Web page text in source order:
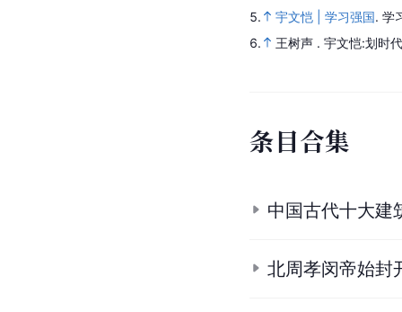
5.
宇文恺 | 学习强国. 学
6.
王树声 . 宇文恺:划时
条目合集
中国古代十大建
北周孝闵帝始封